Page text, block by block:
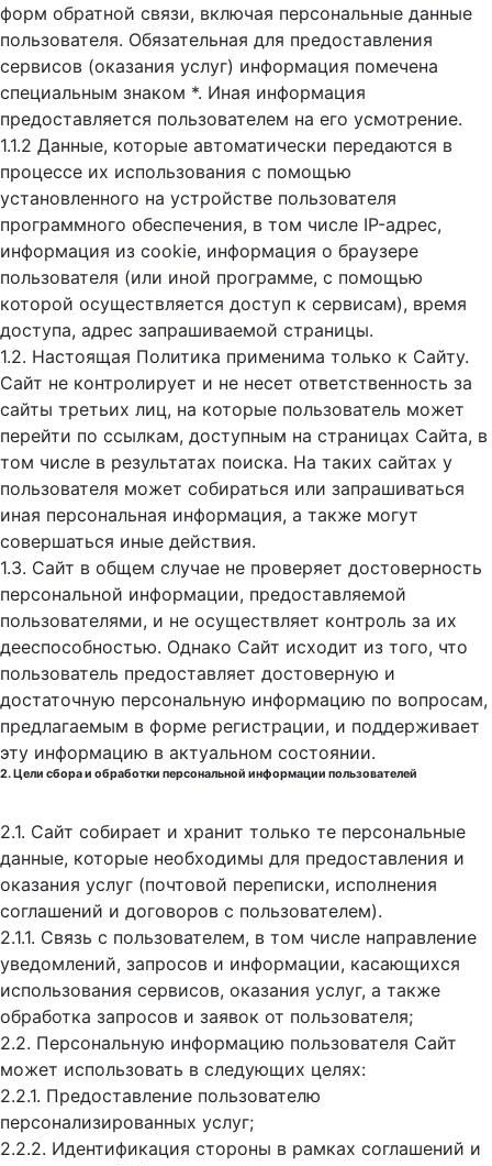
форм обратной связи, включая персональные данные
пользователя. Обязательная для предоставления
сервисов (оказания услуг) информация помечена
специальным знаком *. Иная информация
предоставляется пользователем на его усмотрение.
1.1.2 Данные, которые автоматически передаются в
процессе их использования с помощью
установленного на устройстве пользователя
программного обеспечения, в том числе IP-адрес,
информация из cookie, информация о браузере
пользователя (или иной программе, с помощью
которой осуществляется доступ к cервисам), время
доступа, адрес запрашиваемой страницы.
1.2. Настоящая Политика применима только к Сайту.
Сайт не контролирует и не несет ответственность за
сайты третьих лиц, на которые пользователь может
перейти по ссылкам, доступным на страницах Сайта, в
том числе в результатах поиска. На таких сайтах у
пользователя может собираться или запрашиваться
иная персональная информация, а также могут
совершаться иные действия.
1.3. Сайт в общем случае не проверяет достоверность
персональной информации, предоставляемой
пользователями, и не осуществляет контроль за их
дееспособностью. Однако Сайт исходит из того, что
пользователь предоставляет достоверную и
достаточную персональную информацию по вопросам,
предлагаемым в форме регистрации, и поддерживает
эту информацию в актуальном состоянии.
2. Цели сбора и обработки персональной информации пользователей
2.1. Сайт собирает и хранит только те персональные
данные, которые необходимы для предоставления и
оказания услуг (почтовой переписки, исполнения
соглашений и договоров с пользователем).
2.1.1. Связь с пользователем, в том числе направление
уведомлений, запросов и информации, касающихся
использования сервисов, оказания услуг, а также
обработка запросов и заявок от пользователя;
2.2. Персональную информацию пользователя Сайт
может использовать в следующих целях:
2.2.1. Предоставление пользователю
персонализированных услуг;
2.2.2. Идентификация стороны в рамках соглашений и